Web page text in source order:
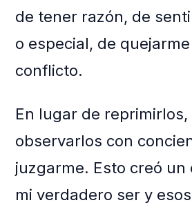
de tener razón, de
o especial, de
conflicto.
En lugar de reprimirlos,
observarlos con
juzgarme. Esto creó un
mi verdadero ser y